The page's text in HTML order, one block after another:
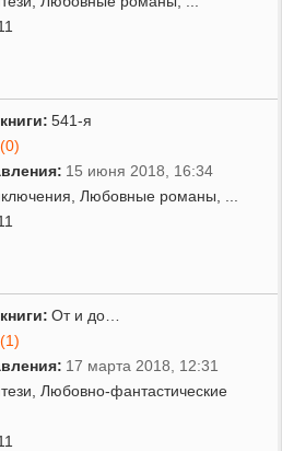
541-я
15 июня 2018, 16:34
Любовные романы
От и до…
17 марта 2018, 12:31
Любовно-фантастические